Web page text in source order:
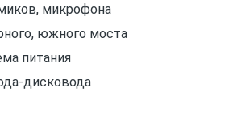
микрофона
южного моста
питания
дисковода